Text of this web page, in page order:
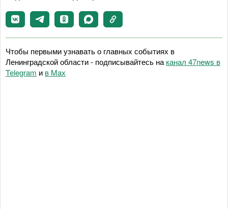
Чтобы первыми узнавать о главных событиях в
Ленинградской области - подписывайтесь на канал 47news в
Telegram и в Maх